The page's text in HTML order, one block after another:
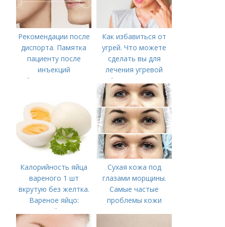
Рекомендации после
диспорта. Памятка
пациенту после
инъекций
ботулотоксинов
Как избавиться от
угрей. Что можете
сделать вы для
лечения угревой
болезни (акне)
Калорийность яйца
вареного 1 шт
вкрутую без желтка.
Вареное яйцо:
калорийность
Сухая кожа под
глазами морщины.
Самые частые
проблемы кожи